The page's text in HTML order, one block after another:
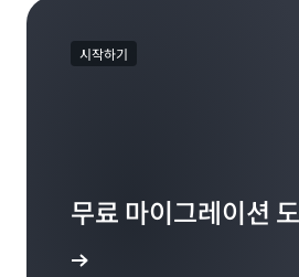
시작하기
무료 마이그레이션